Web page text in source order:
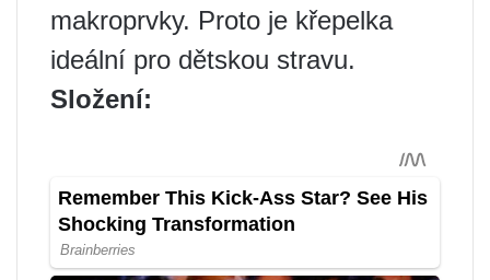
makroprvky. Proto je křepelka
ideální pro dětskou stravu.
Složení: